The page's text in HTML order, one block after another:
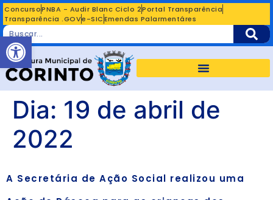
ConcursoPNBA - Audir Blanc Ciclo 2Portal Transparência
Transparência .GOVe-SICEmendas Palarmentáres
Dia: 19 de abril de
2022
A Secretária de Ação Social realizou uma
Abrir a barra de ferramentas